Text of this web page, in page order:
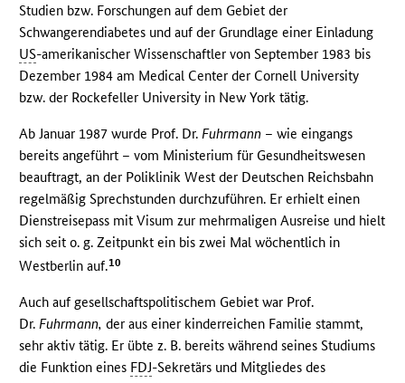
Studien bzw. Forschungen auf dem Gebiet der
Schwangerendiabetes und auf der Grundlage einer Einladung
US-amerikanischer Wissenschaftler von September 1983 bis
Dezember 1984 am Medical Center der Cornell University
bzw. der Rockefeller University in New York tätig.
Ab Januar 1987 wurde Prof. Dr.Fuhrmann – wie eingangs
bereits angeführt – vom Ministerium für Gesundheitswesen
beauftragt, an der Poliklinik West der Deutschen Reichsbahn
regelmäßig Sprechstunden durchzuführen. Er erhielt einen
Dienstreisepass mit Visum zur mehrmaligen Ausreise und hielt
sich seit o. g. Zeitpunkt ein bis zwei Mal wöchentlich in
Westberlin auf.10
Auch auf gesellschaftspolitischem Gebiet war Prof.
Dr. Fuhrmann, der aus einer kinderreichen Familie stammt,
sehr aktiv tätig. Er übte z. B. bereits während seines Studiums
die Funktion eines FDJ-Sekretärs und Mitgliedes des